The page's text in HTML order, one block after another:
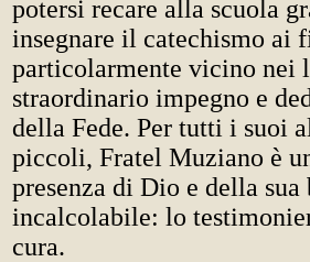
potersi recare alla scuola
insegnare il catechismo ai
particolarmente vicino nei
straordinario impegno e
della Fede. Per tutti i suoi
piccoli, Fratel Muziano è
presenza di Dio e della
incalcolabile: lo
cura.